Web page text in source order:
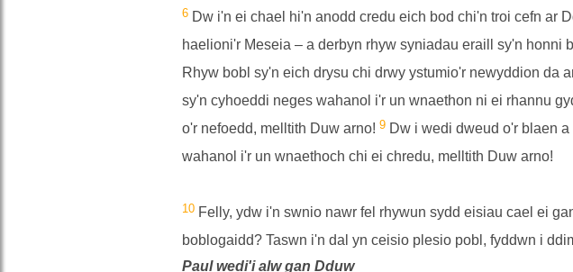
6 Dw i'n ei chael hi'n anodd credu eich bod chi'n troi cefn ar
haelioni'r Meseia – a derbyn rhyw syniadau eraill sy'n honni
Rhyw bobl sy'n eich drysu chi drwy ystumio'r newyddion da
sy'n cyhoeddi neges wahanol i'r un wnaethon ni ei rhannu
o'r nefoedd, melltith Duw arno! 9 Dw i wedi dweud o'r blaen
wahanol i'r un wnaethoch chi ei chredu, melltith Duw arno!
10 Felly, ydw i'n swnio nawr fel rhywun sydd eisiau cael ei
boblogaidd? Taswn i'n dal yn ceisio plesio pobl, fyddwn i
Paul wedi'i alw gan Dduw